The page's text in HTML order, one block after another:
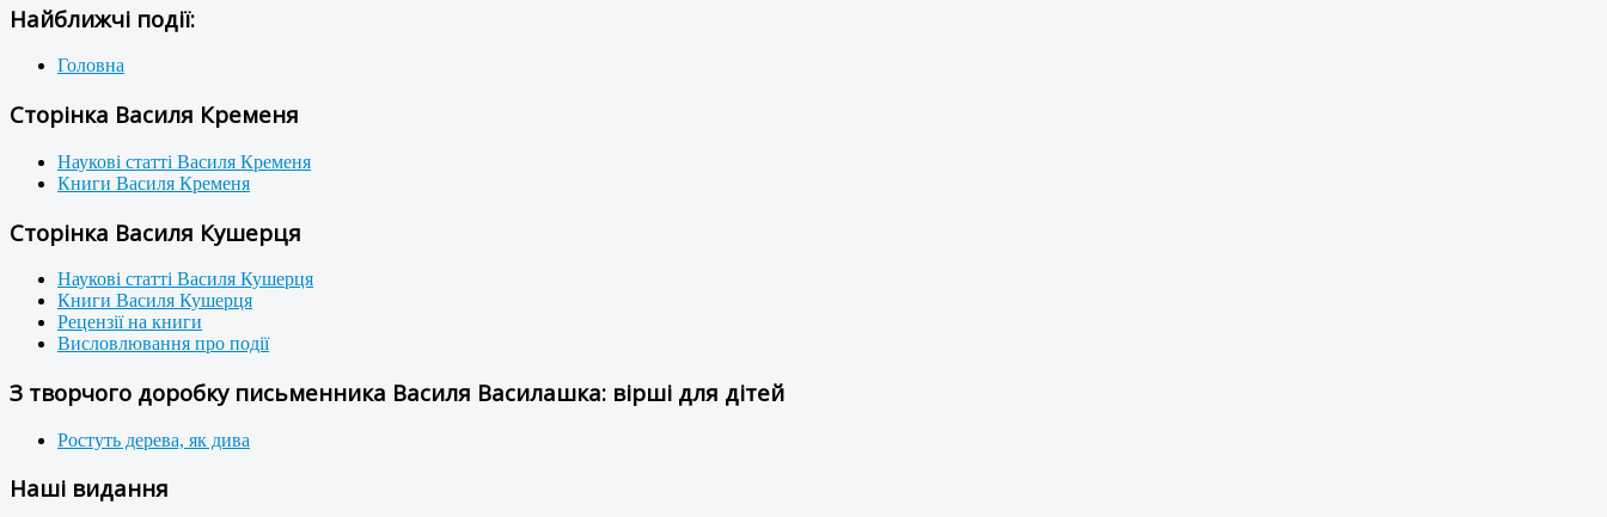
Найближчі події:
Головна
Сторінка Василя Кременя
Наукові статті Василя Кременя
Книги Василя Кременя
Сторінка Василя Кушерця
Наукові статті Василя Кушерця
Книги Василя Кушерця
Рецензії на книги
Висловлювання про події
З творчого доробку письменника Василя Василашка: вірші для дітей
Ростуть дерева, як дива
Наші видання